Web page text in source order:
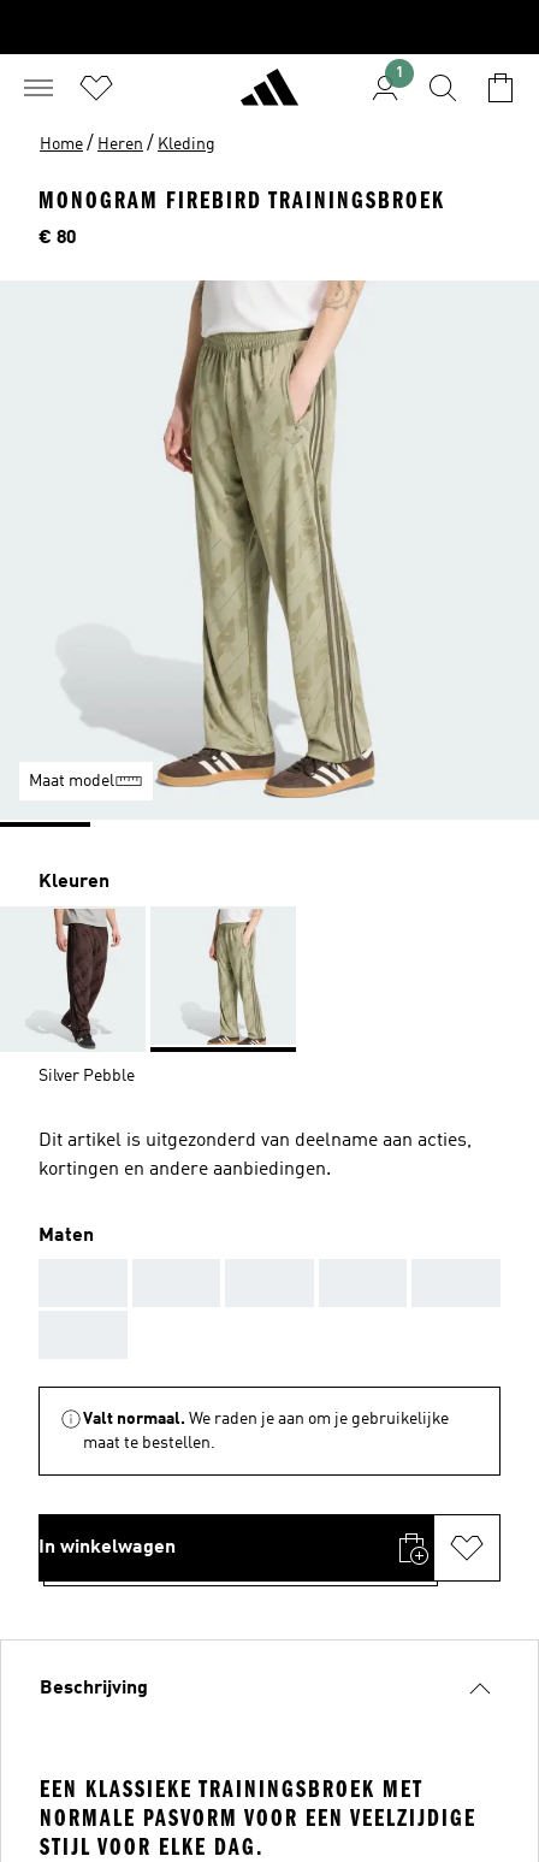
1
Home / Heren / Kleding
MONOGRAM FIREBIRD TRAININGSBROEK
Price
€ 80
Maat model
Kleuren
Silver Pebble
Dit artikel is uitgezonderd van deelname aan acties,
kortingen en andere aanbiedingen.
Maten
Valt normaal. We raden je aan om je gebruikelijke
maat te bestellen.
In winkelwagen
Beschrijving
EEN KLASSIEKE TRAININGSBROEK MET
NORMALE PASVORM VOOR EEN VEELZIJDIGE
STIJL VOOR ELKE DAG.